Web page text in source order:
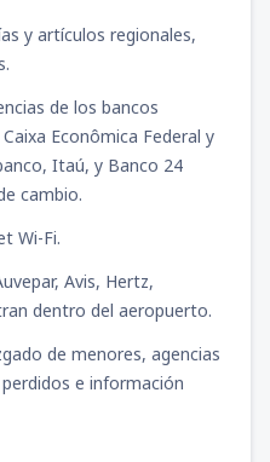
y artículos regionales,
de los bancos
Econômica Federal y
Itaú, y Banco 24
cambio.
Wi-Fi.
Avis, Hertz,
dentro del aeropuerto.
de menores, agencias
e información